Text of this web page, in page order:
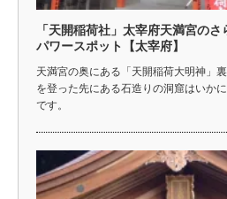
「天開稲荷社」太宰府天満宮の
パワースポット【太宰府】
天満宮の奥にある「天開稲荷大明神」
を登った先にある石造りの洞窟はいか
です。